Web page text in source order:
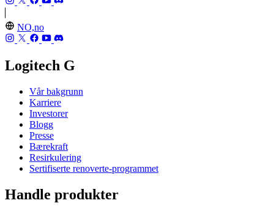
NO,no
Logitech G
Vår bakgrunn
Karriere
Investorer
Blogg
Presse
Bærekraft
Resirkulering
Sertifiserte renoverte-programmet
Handle produkter